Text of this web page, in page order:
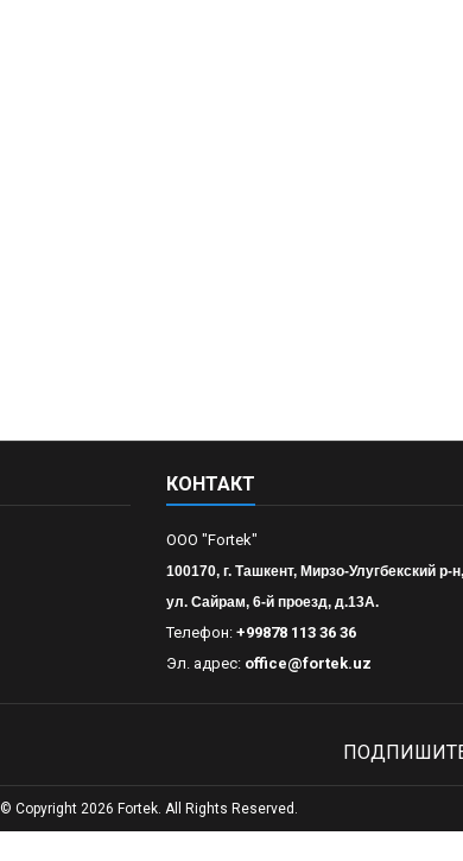
КОНТАКТ
OOO "Fortek"
100170, г. Ташкент, Мирзо-Улугбекский р-н,
ул. Сайрам, 6-й проезд, д.13А.
Телефон: +99878 113 36 36
Эл. адрес: office@fortek.uz
© Copyright 2026 Fortek. All Rights Reserved.